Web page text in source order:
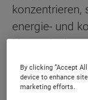
konzentrieren,
energie- und
Heiztechnik
„Darüber
für uns ein
By clicking “Accept
device to enhance
marketing efforts.